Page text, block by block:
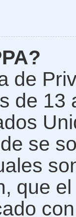
de
de 13
se
que